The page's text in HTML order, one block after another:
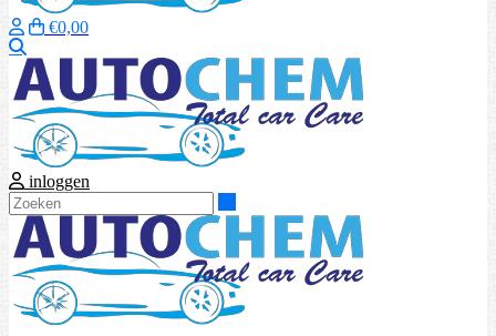
€0,00
inloggen